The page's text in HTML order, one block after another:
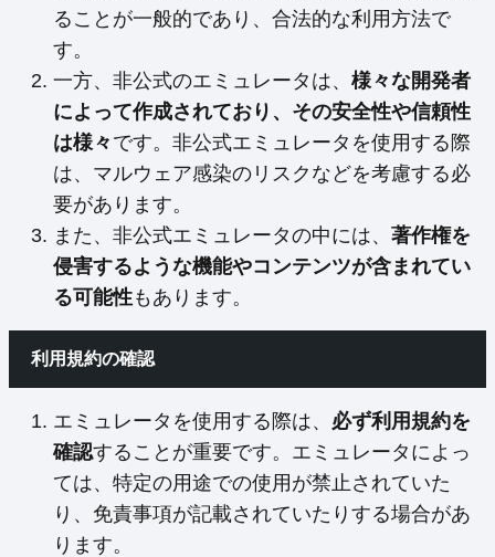
ることが一般的であり、合法的な利用方法で
す。
一方、非公式のエミュレータは、 様々な開発者
によって作成されており、その安全性や信頼性
は様々 です。非公式エミュレータを使用する際
は、マルウェア感染のリスクなどを考慮する必
要があります。
また、非公式エミュレータの中には、 著作権を
侵害するような機能やコンテンツが含まれてい
る可能性もあります。
利用規約の確認
エミュレータを使用する際は、 必ず利用規約を
確認することが重要です。エミュレータによっ
ては、特定の用途での使用が禁止されていた
り、免責事項が記載されていたりする場合があ
ります。